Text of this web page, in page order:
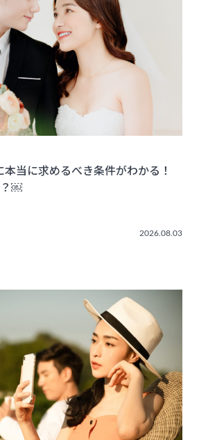
当に求めるべき条件がわかる！
？￼
2026.08.03